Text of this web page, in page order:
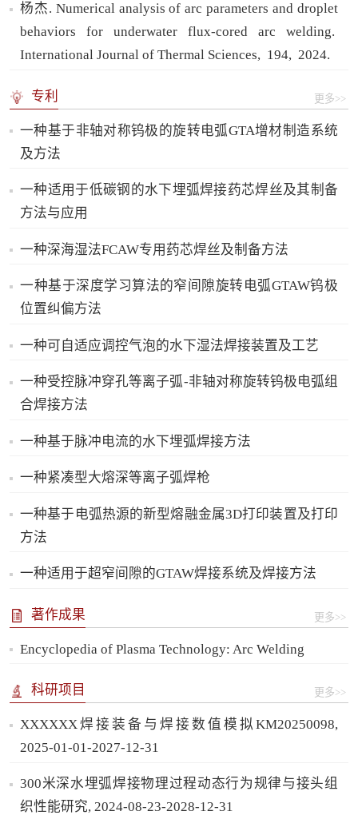
杨杰. Numerical analysis of arc parameters and droplet
behaviors for underwater flux-cored arc welding.
International Journal of Thermal Sciences, 194, 2024.
专利 更多>>
一种基于非轴对称钨极的旋转电弧GTA增材制造系统
及方法
一种适用于低碳钢的水下埋弧焊接药芯焊丝及其制备
方法与应用
一种深海湿法FCAW专用药芯焊丝及制备方法
一种基于深度学习算法的窄间隙旋转电弧GTAW钨极
位置纠偏方法
一种可自适应调控气泡的水下湿法焊接装置及工艺
一种受控脉冲穿孔等离子弧-非轴对称旋转钨极电弧组
合焊接方法
一种基于脉冲电流的水下埋弧焊接方法
一种紧凑型大熔深等离子弧焊枪
一种基于电弧热源的新型熔融金属3D打印装置及打印
方法
一种适用于超窄间隙的GTAW焊接系统及焊接方法
著作成果 更多>>
Encyclopedia of Plasma Technology: Arc Welding
科研项目 更多>>
XXXXXX焊接装备与焊接数值模拟KM20250098,
2025-01-01-2027-12-31
300米深水埋弧焊接物理过程动态行为规律与接头组
织性能研究, 2024-08-23-2028-12-31